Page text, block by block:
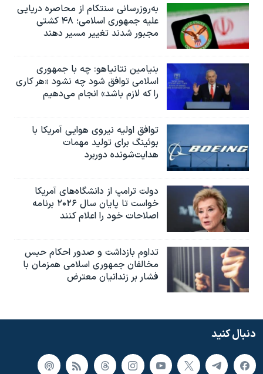
به‌روزرسانی سنتکام از محاصره دریایی
علیه جمهوری اسلامی؛ ۴۸ کشتی
مجبور شدند تغییر مسیر دهند
بنیامین نتانیاهو: چه با جمهوری
اسلامی توافق شود چه نشود «هر کاری
را که لازم باشد» انجام می‌دهیم
توافق اولیه نیروی هوایی آمریکا با
بوئينگ برای تولید مهمات
هدایت‌شونده دوربرد
دولت ترامپ از دانشگاه‌های آمریکا
خواست تا پایان سال ۲۰۲۶ برنامه
اصلاحات خود را اعلام کنند
تداوم بازداشت و صدور احکام حبس
مخالفان جمهوری اسلامی همزمان با
فشار بر زندانیان معترض
دنبال کنید